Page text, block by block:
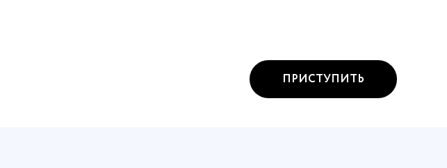
ПРИСТУПИТЬ